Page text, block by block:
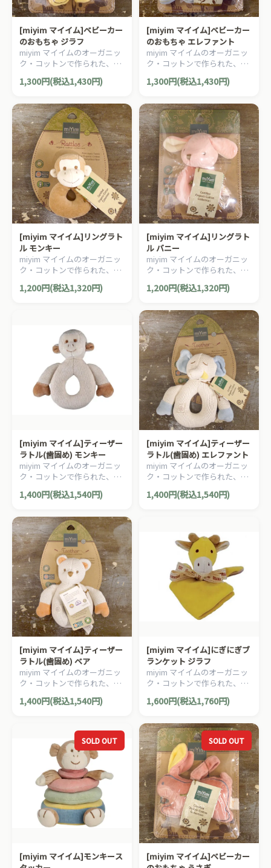
[miyim マイイム]ベビーカー
のおもちゃ ジラフ
miyim マイイムのオーガニッ
ク・コットンで作られた、ス
トローラートーイ（ベビーカ
ーのおもちゃ） です。
1,300円(税込1,430円)
[miyim マイイム]ベビーカー
のおもちゃ エレファント
miyim マイイムのオーガニッ
ク・コットンで作られた、ス
トローラートーイ（ベビーカ
ーのおもちゃ） です。
1,300円(税込1,430円)
[miyim マイイム]リングラト
ル モンキー
miyim マイイムのオーガニッ
ク・コットンで作られた、リ
ングラトルです。
1,200円(税込1,320円)
[miyim マイイム]リングラト
ル バニー
miyim マイイムのオーガニッ
ク・コットンで作られた、リ
ングラトルです。
1,200円(税込1,320円)
[miyim マイイム]ティーザー
ラトル(歯固め) モンキー
miyim マイイムのオーガニッ
ク・コットンで作られた、テ
ィーザーラトル(歯固め) で
す。
1,400円(税込1,540円)
[miyim マイイム]ティーザー
ラトル(歯固め) エレファント
miyim マイイムのオーガニッ
ク・コットンで作られた、テ
ィーザーラトル(歯固め) で
す。
1,400円(税込1,540円)
[miyim マイイム]ティーザー
ラトル(歯固め) ベア
miyim マイイムのオーガニッ
ク・コットンで作られた、テ
ィーザーラトル(歯固め) で
す。
1,400円(税込1,540円)
[miyim マイイム]にぎにぎブ
ランケット ジラフ
miyim マイイムのオーガニッ
ク・コットンで作られた、に
ぎにぎブランケットです。
1,600円(税込1,760円)
SOLD OUT
[miyim マイイム]モンキース
SOLD OUT
[miyim マイイム]ベビーカー